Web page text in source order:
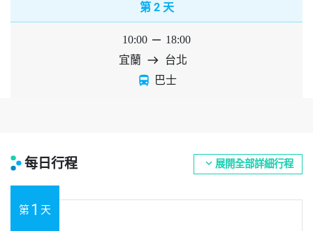
第 2 天
10:00 horizontal_rule 18:00
宜蘭 east 台北
directions_bus 巴士
每日行程 expand_more 展開全部詳細行程
第 1 天